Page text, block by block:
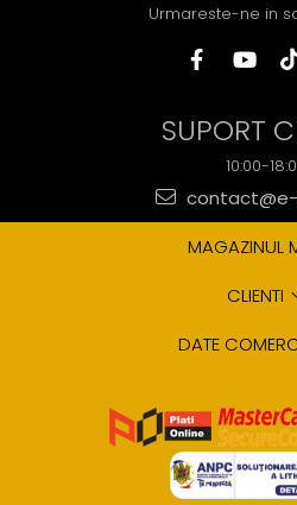
Urmareste-ne in
SUPORT
10:00-
MAGAZINUL
CLIENTI
DATE